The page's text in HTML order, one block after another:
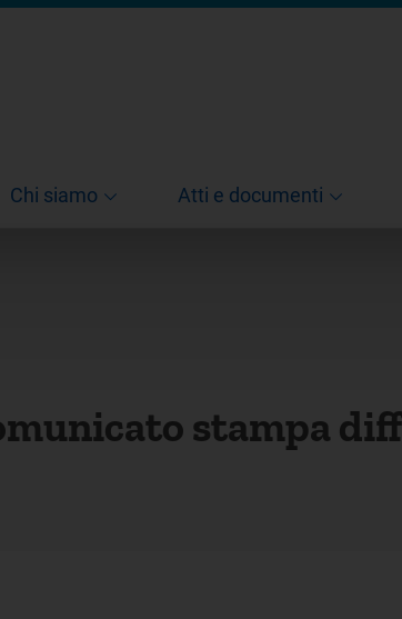
Chi siamo Atti e documenti
stampa